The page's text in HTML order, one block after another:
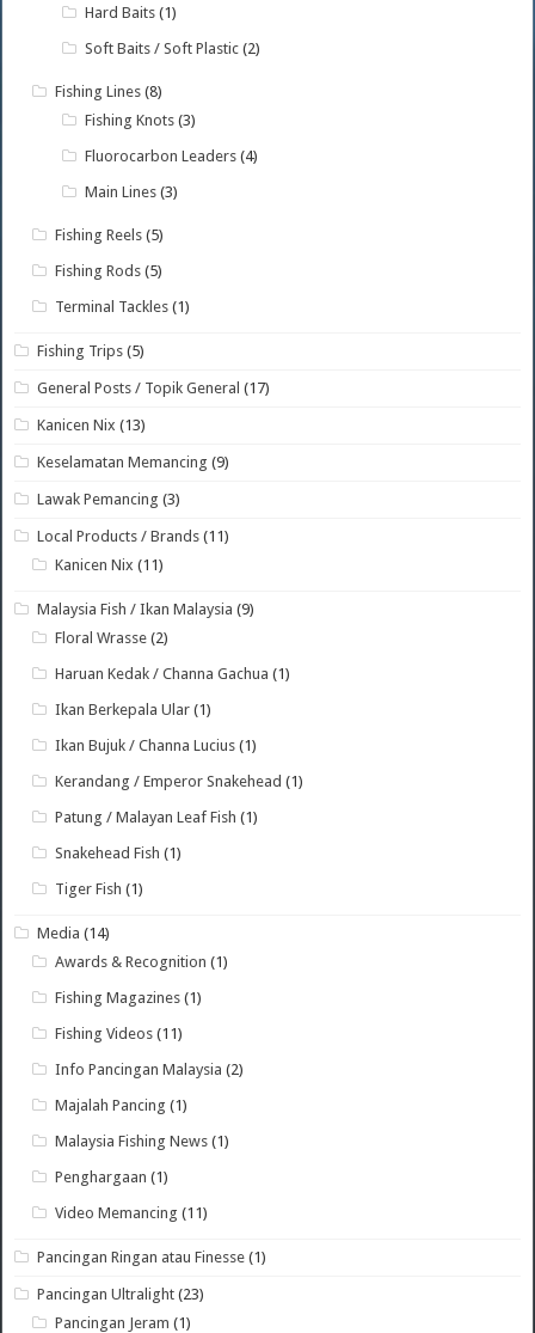
Hard Baits (1)
Soft Baits / Soft Plastic (2)
Fishing Lines (8)
Fishing Knots (3)
Fluorocarbon Leaders (4)
Main Lines (3)
Fishing Reels (5)
Fishing Rods (5)
Terminal Tackles (1)
Fishing Trips (5)
General Posts / Topik General (17)
Kanicen Nix (13)
Keselamatan Memancing (9)
Lawak Pemancing (3)
Local Products / Brands (11)
Kanicen Nix (11)
Malaysia Fish / Ikan Malaysia (9)
Floral Wrasse (2)
Haruan Kedak / Channa Gachua (1)
Ikan Berkepala Ular (1)
Ikan Bujuk / Channa Lucius (1)
Kerandang / Emperor Snakehead (1)
Patung / Malayan Leaf Fish (1)
Snakehead Fish (1)
Tiger Fish (1)
Media (14)
Awards & Recognition (1)
Fishing Magazines (1)
Fishing Videos (11)
Info Pancingan Malaysia (2)
Majalah Pancing (1)
Malaysia Fishing News (1)
Penghargaan (1)
Video Memancing (11)
Pancingan Ringan atau Finesse (1)
Pancingan Ultralight (23)
Pancingan Jeram (1)